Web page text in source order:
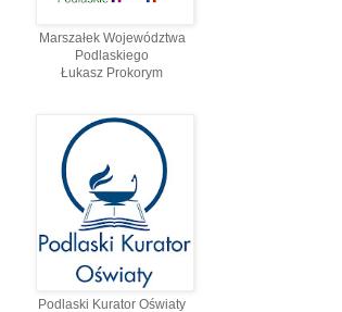
Marszałek Województwa
Podlaskiego
Łukasz Prokorym
Podlaski Kurator Oświaty